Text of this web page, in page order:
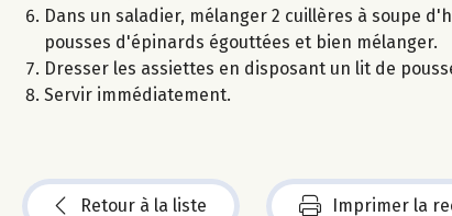
Dans un saladier, mélanger 2 cuillères à soupe
pousses d'épinards égouttées et bien mélanger.
Dresser les assiettes en disposant un lit de
Servir immédiatement.
Retour à la liste Imprimer la